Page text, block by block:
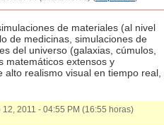
de materiales (al nivel
de medicinas, simulaciones de
del universo (galaxias, cúmulos,
matemáticos extensos y
alto realismo visual en tiempo real,
12, 2011 - 04:55 PM (16:55 horas)